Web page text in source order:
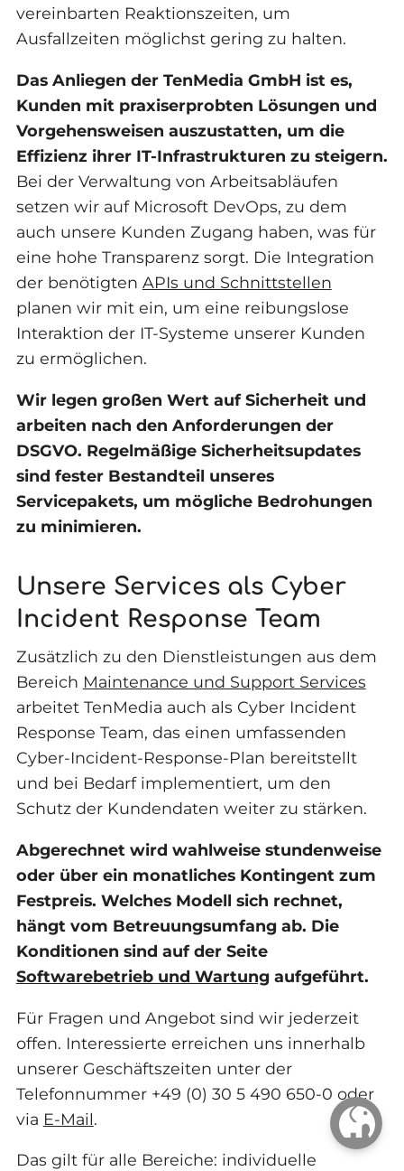
vereinbarten Reaktionszeiten, um
Ausfallzeiten möglichst gering zu halten.
Das Anliegen der TenMedia GmbH ist es,
Kunden mit praxiserprobten Lösungen und
Vorgehensweisen auszustatten, um die
Effizienz ihrer IT-Infrastrukturen zu steigern.
Bei der Verwaltung von Arbeitsabläufen
setzen wir auf Microsoft DevOps, zu dem
auch unsere Kunden Zugang haben, was für
eine hohe Transparenz sorgt. Die Integration
der benötigten APIs und Schnittstellen
planen wir mit ein, um eine reibungslose
Interaktion der IT-Systeme unserer Kunden
zu ermöglichen.
Wir legen großen Wert auf Sicherheit und
arbeiten nach den Anforderungen der
DSGVO. Regelmäßige Sicherheitsupdates
sind fester Bestandteil unseres
Servicepakets, um mögliche Bedrohungen
zu minimieren.
Unsere Services als Cyber
Incident Response Team
Zusätzlich zu den Dienstleistungen aus dem
Bereich Maintenance und Support Services
arbeitet TenMedia auch als Cyber Incident
Response Team, das einen umfassenden
Cyber-Incident-Response-Plan bereitstellt
und bei Bedarf implementiert, um den
Schutz der Kundendaten weiter zu stärken.
Abgerechnet wird wahlweise stundenweise
oder über ein monatliches Kontingent zum
Festpreis. Welches Modell sich rechnet,
hängt vom Betreuungsumfang ab. Die
Konditionen sind auf der Seite
Softwarebetrieb und Wartungaufgeführt.
Für Fragen und Angebot sind wir jederzeit
offen. Interessierte erreichen uns innerhalb
unserer Geschäftszeiten unter der
Telefonnummer +49 (0) 30 5 490 650-0 oder
via E-Mail.
Das gilt für alle Bereiche: individuelle